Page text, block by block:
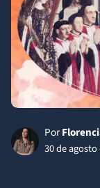
Por
30 de agosto